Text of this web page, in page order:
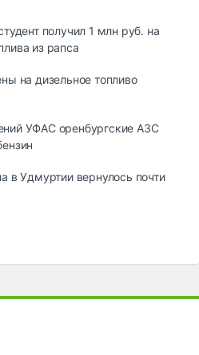
получил 1 млн руб. на
из рапса
на дизельное топливо
УФАС оренбургские АЗС
в Удмуртии вернулось почти